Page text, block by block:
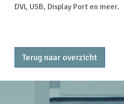
DVI, USB, Display Port en meer.
Terug naar overzicht